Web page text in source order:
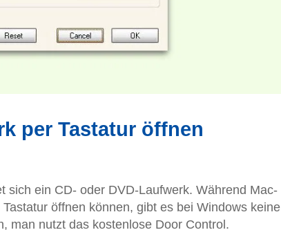
per Tastatur öffnen
sich ein CD- oder DVD-Laufwerk. Während Mac-
öffnen können, gibt es bei Windows keine
man nutzt das kostenlose Door Control.